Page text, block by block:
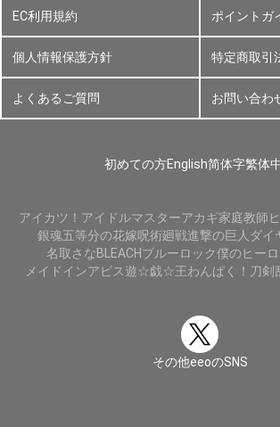
EC利用規約 ポイントガ
個人情報保護方針 特定商取引
よくあるご質問 お問い合わ
初めての方English简体字繁体
アイカツ！ アイドルマスターアカギ家庭教師
銀魂五等分の花嫁呪術廻戦進撃の巨人 ダイ
名取さなBLEACHブルーロック僕のヒー
メイドインアビス遊☆戯☆王わんぱく！刀剣
その他eeoのSNS